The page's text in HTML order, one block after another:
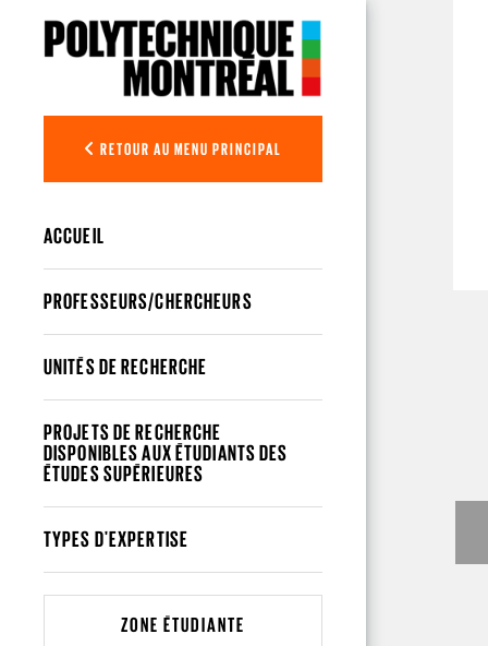
RETOUR AU MENU PRINCIPAL
ACCUEIL
PROFESSEURS/CHERCHEURS
UNITÉS DE RECHERCHE
PROJETS DE RECHERCHE
DISPONIBLES AUX ÉTUDIANTS DES
ÉTUDES SUPÉRIEURES
TYPES D'EXPERTISE
ZONE ÉTUDIANTE